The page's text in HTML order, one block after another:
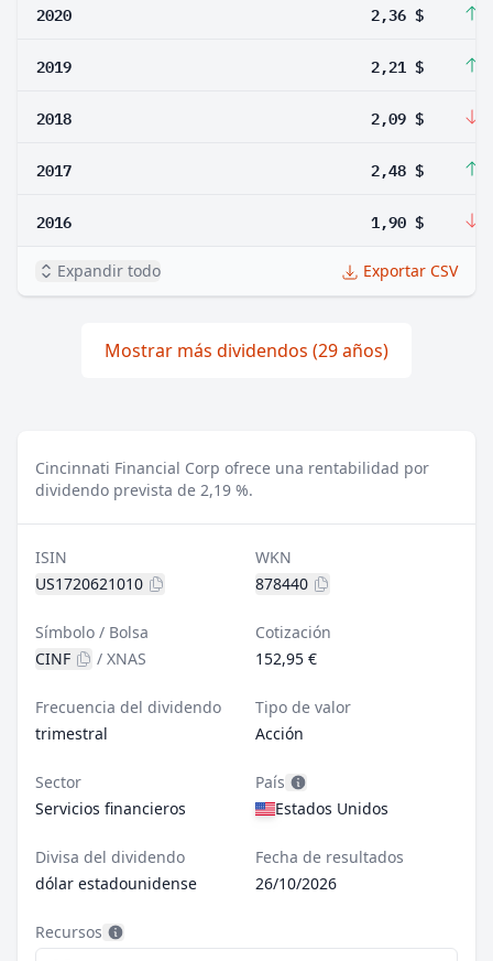
2020 2,36 $
2019 2,21 $
2018 2,09 $
2017 2,48 $
2016 1,90 $
Expandir todo Exportar CSV
Mostrar más dividendos (29 años)
Cincinnati Financial Corp ofrece una rentabilidad por
dividendo prevista de 2,19 %.
ISIN
US1720621010
WKN
878440
Símbolo / Bolsa
CINF
/ XNAS
Cotización
152,95 €
Frecuencia del dividendo
trimestral
Tipo de valor
Acción
Sector
Servicios financieros
País
Estados Unidos
Divisa del dividendo
dólar estadounidense
Fecha de resultados
26/10/2026
Recursos